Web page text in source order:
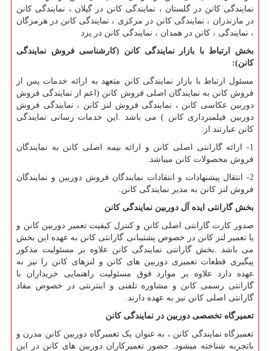
نمایندگی کانن در گلستان ، نمایندگی کانن در گیلان ، نمایندگی کانن
در مازندران ، نمایندگی کانن در مرکزی ، نمایندگی کانن در هرمزگان
، نمایندگی ، کانن در همدان ، نمایندگی کانن در یزد
بخش ارتباط با بازار نمایندگی کانن (کارشناسی فروش نمایندگی
کانن):
مسئول ارتباط با بازار نمایندگی کانن متعهد به ارائه خدمات پس از
فروش کانن به نمایندگان اصلی فروش کانن (اعم از نمایندگی فروش
دوربین عکاسی کانن ، نمایندگی فروش لنز کانن ، نمایندگی فروش
دوربین فیلمبرداری کانن ) می باشد
این خدمات رسانی نمایندگی
کانن عبارتند از:
1- ارائه گارانتی اصلی کانن و ارائه بیمه اصلی کانن به نمایندگان
فروش محصولات کانن میباشد.
2- انتقال پیشنهادات و انتقادات نمایندگان فروش دوربین و نمایندگان
فروش لنز کانن به مدیر نمایندگی کانن.
بخش گارانتی ایده آل دوربین نمایندگی کانن
صدور کارت گارانتی اصلی کانن و کنترل کیفیت تعمیر دوربین کانن و
یا تعمیر لنز کانن در خصوص پشتیبانی گارانتی کانن به عهده این بخش
می باشد
بخش گارانتی نمایندگی کانن علاوه بر مسئولیت مذکور
پیگیری قطعات تعمیری دوربین های کانن و لنزهای کانن را نیز به
عهده دارد علاوه بر موارد فوق مسئولیت راهنمایی خریداران با
گارانتی رسمی کانن و مشاوره تلفنی و اینترنتی در خصوص مفاد
گارانتی اصلی کانن نیز به عهده دارند.
تعمیرگاه تخصصی دوربین در نمایندگی کانن
تعمیرگاه نمایندگی کانن ، به عنوان یک تعمیرگاه دوربین کانن مدرن و
باتجربه شناخته میشود. حضور تعمیرکاران دوربین های کانن در این